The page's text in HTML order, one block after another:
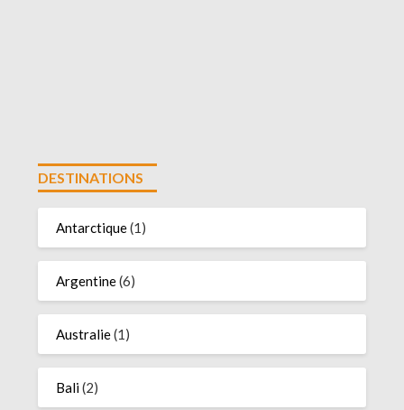
DESTINATIONS
Antarctique(1)
Argentine(6)
Australie(1)
Bali(2)